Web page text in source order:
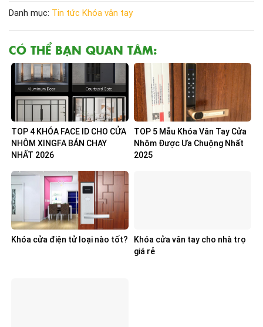
Danh mục: Tin tức Khóa vân tay
CÓ THỂ BẠN QUAN TÂM:
TOP 4 KHÓA FACE ID CHO CỬA
NHÔM XINGFA BÁN CHẠY
NHẤT 2026
TOP 5 Mẫu Khóa Vân Tay Cửa
Nhôm Được Ưa Chuộng Nhất
2025
Khóa cửa điện tử loại nào tốt?
Khóa cửa vân tay cho nhà trọ
giá rẻ